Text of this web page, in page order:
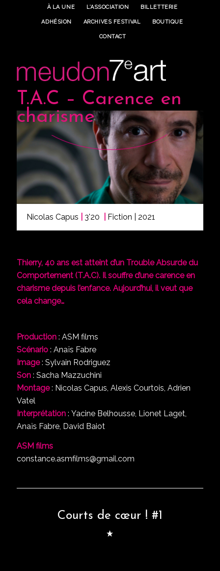
À LA UNE L’ASSOCIATION BILLETTERIE
ADHÉSION ARCHIVES FESTIVAL BOUTIQUE
CONTACT
T.A.C – Carence en
charisme
Nicolas Capus 3'20 Fiction | 2021
Thierry, 40 ans est atteint d’un Trouble Absurde du
Comportement (T.A.C). Il souffre d’une carence en
charisme depuis l’enfance. Aujourd’hui, il veut que
cela change…
Production: ASM films
Scénario: Anaïs Fabre
Image: Sylvain Rodriguez
Son: Sacha Mazzuchini
Montage: Nicolas Capus, Alexis Courtois, Adrien
Vatel
Interprétation: Yacine Belhousse, Lionet Laget,
Anaïs Fabre, David Baiot
ASM films
constance.asmfilms@gmail.com
Courts de cœur ! #1